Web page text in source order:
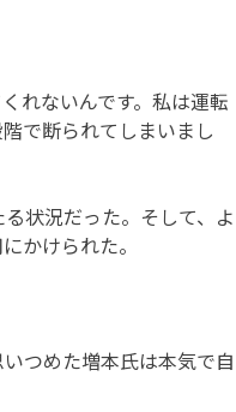
れないんです。私は運転
で断られてしまいまし
状況だった。そして、よ
かけられた。
つめた増本氏は本気で自